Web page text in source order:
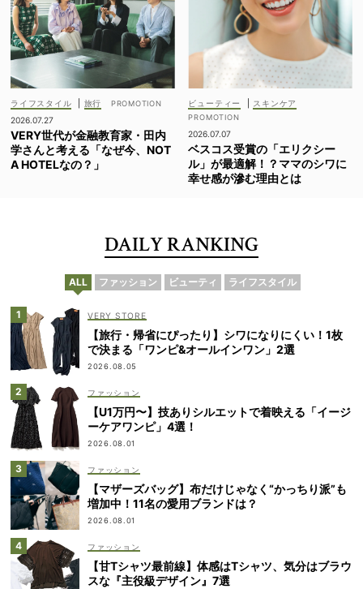
ライフスタイル
旅行
2026.07.27
VERY世代が金融教育家・田内
学さんと考える「なぜ今、NOT
A HOTELなの？」
ビューティー スキンケア
2026.07.07
ベスコス受賞の「エリクシー
ル」が最適解！？ママのシワに
幸せ感が滲む理由とは
DAILY RANKING
ALL ファッション ビューティ ライフスタイル
VERY STORE
【旅行・帰省にぴったり】シワになりにくい！1枚
で決まる「ワンピ&オールインワン」2選
2026.08.05
ファッション
【U1万円〜】技ありシルエットで着映える「イージ
ーケアワンピ」4選！
2026.08.01
ファッション
【マザーズバッグ】布だけじゃなく“かっちり派”も
増加中！11名の愛用ブランドは？
2026.08.01
ファッション
【甘Tシャツ最前線】体感はTシャツ、気分はブラウ
スな『主役級デザイン』7選